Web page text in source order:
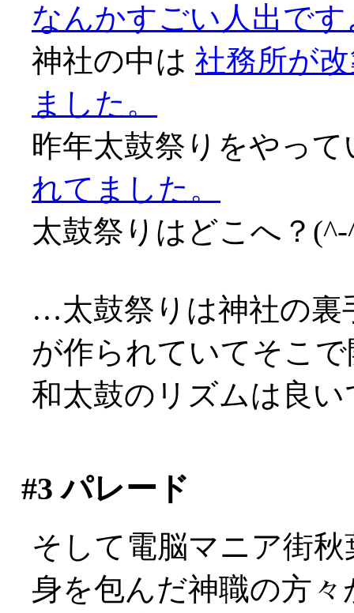
なんかすごい人出で
神社の中は 社務所が
ました。
昨年太鼓祭りをやっ
れてました。
太鼓祭りはどこへ？
…太鼓祭りは神社の裏
が作られていてそこ
和太鼓のリズムは良
#3 パレード
そして電脳マニア街
身を包んだ神職の方々